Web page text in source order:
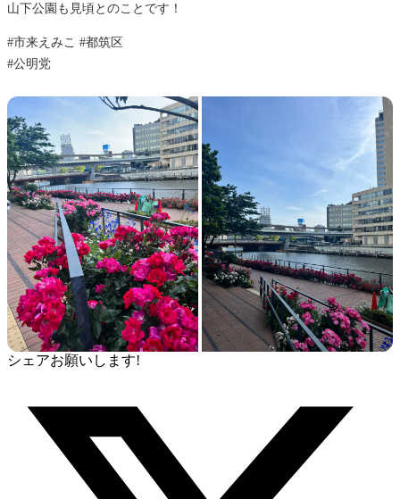
山下公園も見頃とのことです！
#市来えみこ #都筑区
#公明党
シェアお願いします!